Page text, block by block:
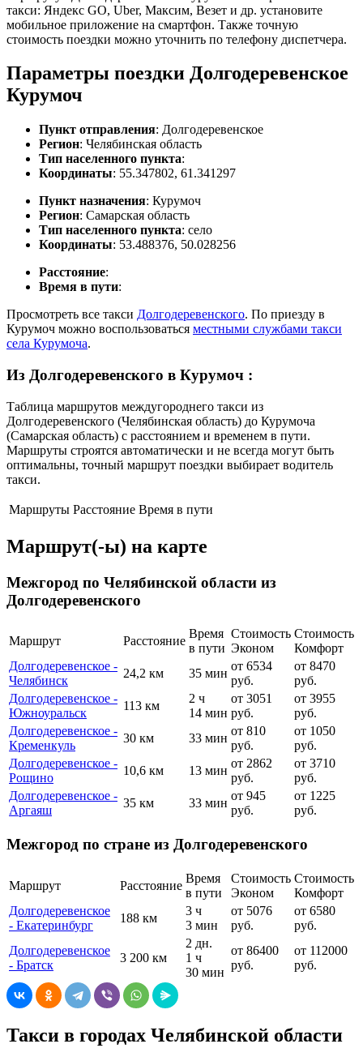
такси: Яндекс GO, Uber, Максим, Везет и др. установите
мобильное приложение на смартфон. Также точную
стоимость поездки можно уточнить по телефону диспетчера.
Параметры поездки Долгодеревенское
Курумоч
Пункт отправления: Долгодеревенское
Регион: Челябинская область
Тип населенного пункта:
Координаты: 55.347802, 61.341297
Пункт назначения: Курумоч
Регион: Самарская область
Тип населенного пункта: село
Координаты: 53.488376, 50.028256
Расстояние:
Время в пути:
Просмотреть все такси Долгодеревенского. По приезду в
Курумоч можно воспользоваться местными службами такси
села Курумоча.
Из Долгодеревенского в Курумоч :
Таблица маршрутов междугороднего такси из
Долгодеревенского (Челябинская область) до Курумоча
(Самарская область) с расстоянием и временем в пути.
Маршруты строятся автоматически и не всегда могут быть
оптимальны, точный маршрут поездки выбирает водитель
такси.
Маршруты Расстояние Время в пути
Маршрут(-ы) на карте
Межгород по Челябинской области из
Долгодеревенского
Маршрут Расстояние
Время
в пути
Стоимость
Эконом
Стоимость
Комфорт
Долгодеревенское -
Челябинск
24,2 км 35 мин
от 6534
руб.
от 8470
руб.
Долгодеревенское -
Южноуральск
113 км
2 ч
14 мин
от 3051
руб.
от 3955
руб.
Долгодеревенское -
Кременкуль
30 км 33 мин
от 810
руб.
от 1050
руб.
Долгодеревенское -
Рощино
10,6 км 13 мин
от 2862
руб.
от 3710
руб.
Долгодеревенское -
Аргаяш
35 км 33 мин
от 945
руб.
от 1225
руб.
Межгород по стране из Долгодеревенского
Маршрут Расстояние
Время
в пути
Стоимость
Эконом
Стоимость
Комфорт
Долгодеревенское
- Екатеринбург
188 км
3 ч
3 мин
от 5076
руб.
от 6580
руб.
Долгодеревенское
- Братск
3 200 км
2 дн.
1 ч
30 мин
от 86400
руб.
от 112000
руб.
Такси в городах Челябинской области